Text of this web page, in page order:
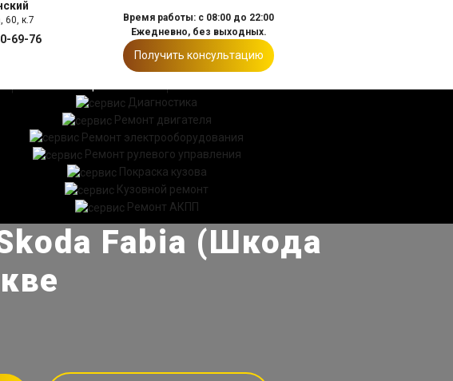
60, к.7
69-76
Время работы: с 08:00 до 22:00
Ежедневно, без выходных.
Получить консультацию
Диагностика
Ремонт двигателя
Ремонт электрооборудования
Ремонт рулевого управления
Покраска кузова
Кузовной ремонт
Ремонт АКПП
Fabia (Шкода